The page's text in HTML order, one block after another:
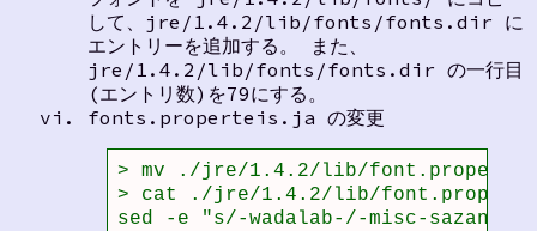
して、jre/1.4.2/lib/fonts/fonts.dir に
エントリーを追加する。 また、
jre/1.4.2/lib/fonts/fonts.dir の一行目
(エントリ数)を79にする。
fonts.properteis.ja の変更
> mv ./jre/1.4.2/lib/
> cat ./jre/1.4.2/lib/
sed -e "s/-wadalab-/-misc-